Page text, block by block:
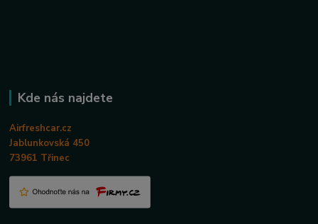
Kde nás najdete
Airfreshcar.cz
Jablunkovská 450
73961 Třinec